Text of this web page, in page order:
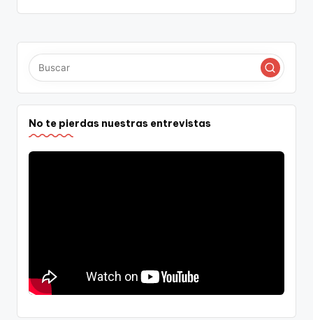
No te pierdas nuestras entrevistas